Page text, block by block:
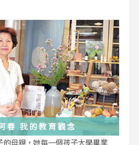
HerWay－楊阿春 我的教育觀念
的母親，她每一個孩子大學畢業